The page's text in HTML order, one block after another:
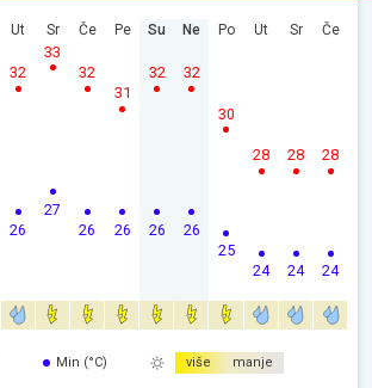
Ut
26
32
Sr
27
33
Če
26
32
Pe
26
31
Su
26
32
Ne
26
32
Po
25
30
Ut
24
28
Sr
24
28
Če
24
28
Min (°C) više manje